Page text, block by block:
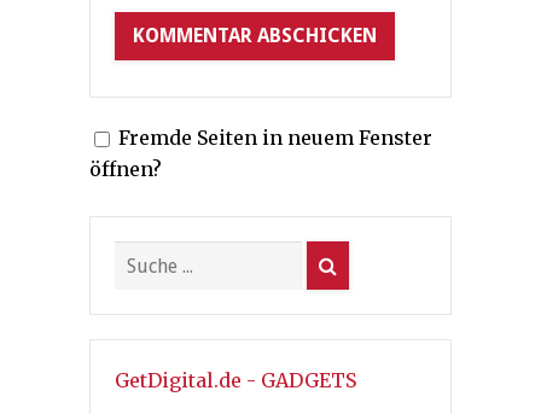
Fremde Seiten in neuem Fenster
öffnen?
GetDigital.de - GADGETS